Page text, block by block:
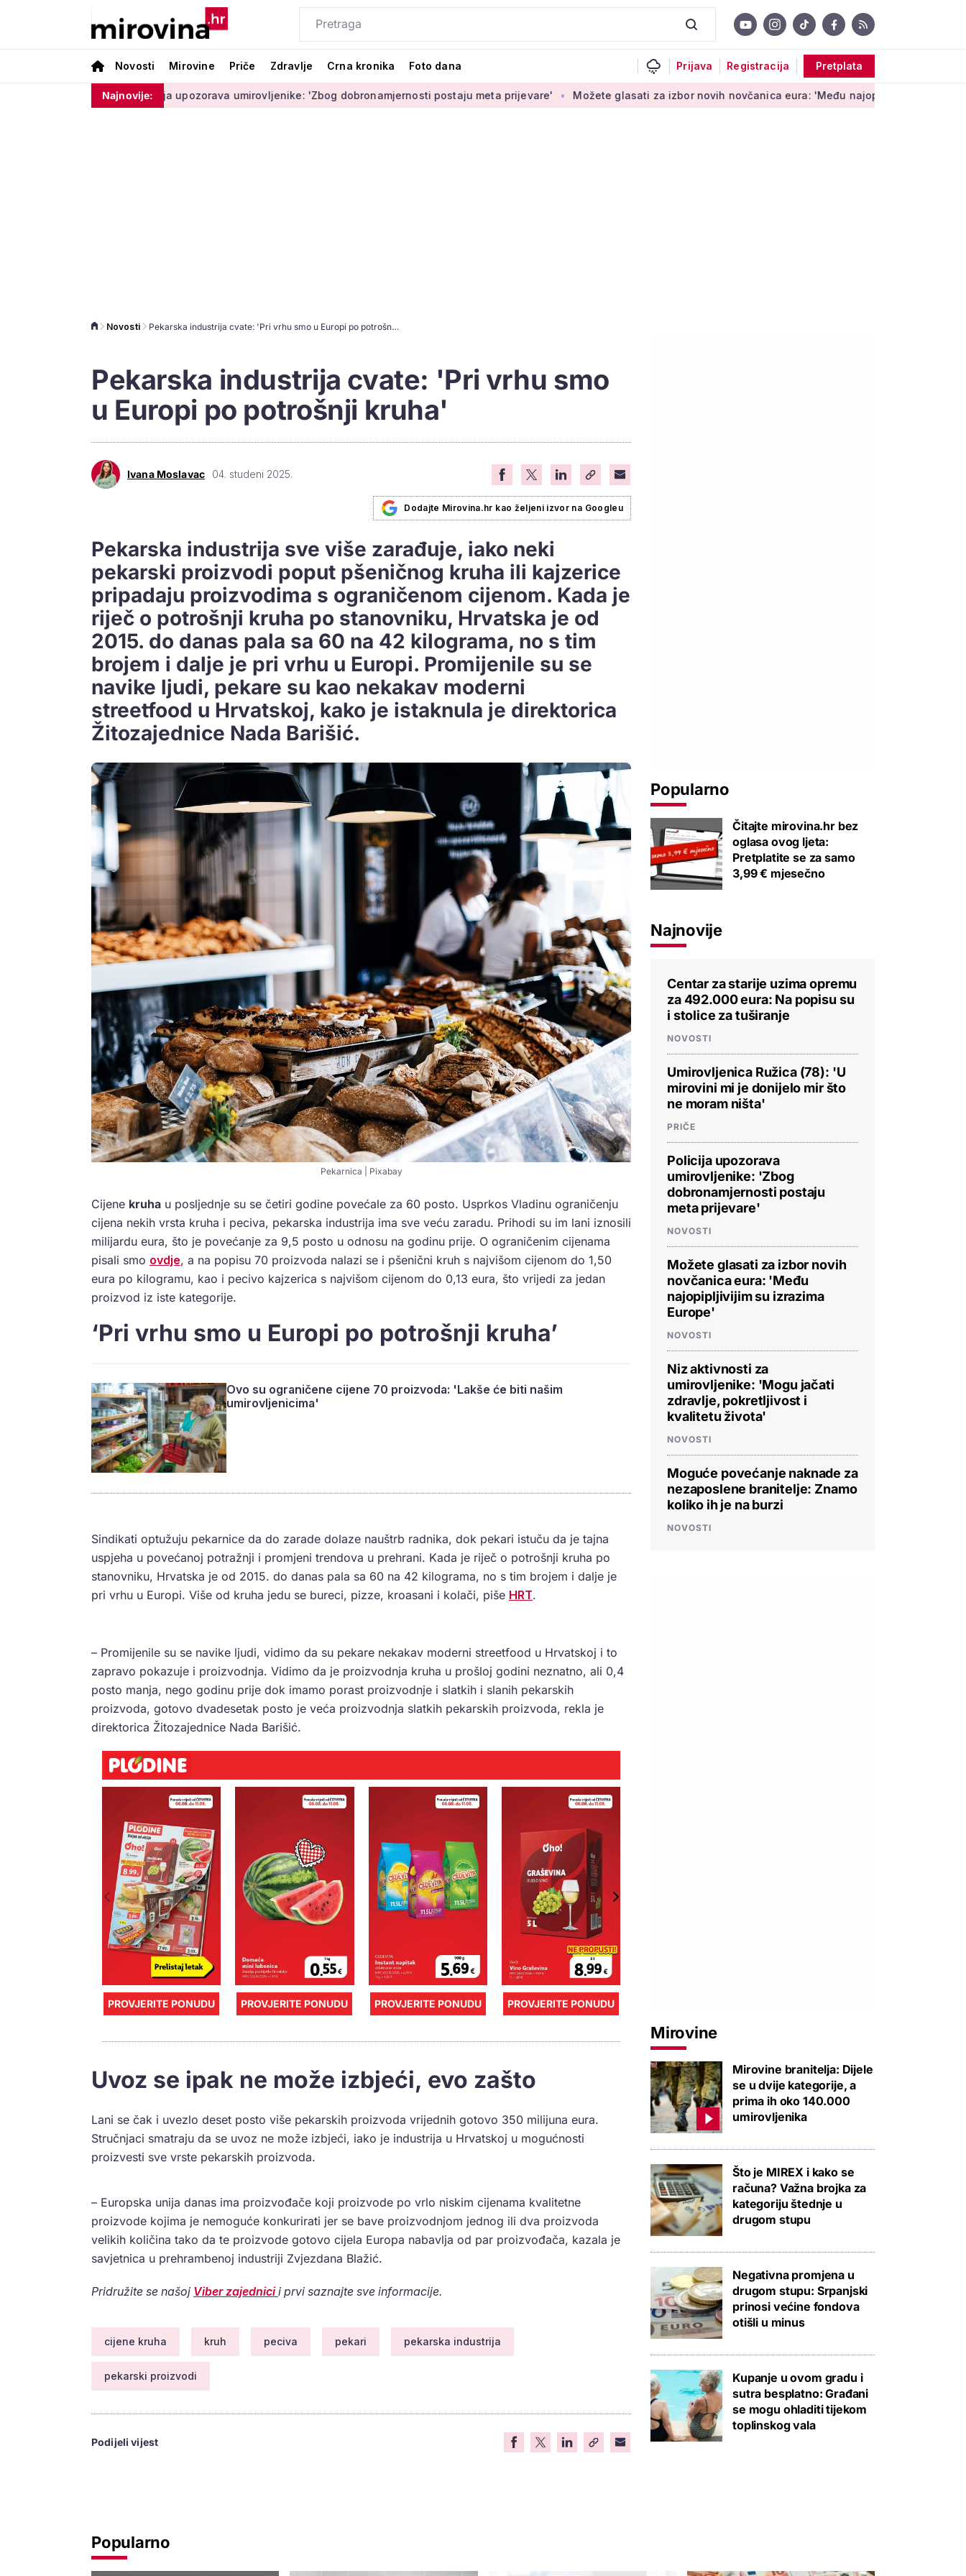
Novosti Mirovine Priče Zdravlje Crna kronika Foto dana Prijava Registracija Pretplata
Najnovije:
Policija upozorava umirovljenike: 'Zbog dobronamjernosti postaju meta prijevare' Možete glasati za izbor novih novčanica eura: 'Među najopipljivijim su izrazima Europe'
Novosti Pekarska industrija cvate: 'Pri vrhu smo u Europi po potrošnji kruha'
Pekarska industrija cvate: 'Pri vrhu smo
u Europi po potrošnji kruha'
Ivana Moslavac 04. studeni 2025.
Dodajte Mirovina.hr kao željeni izvor na Googleu
Pekarska industrija sve više zarađuje, iako neki
pekarski proizvodi poput pšeničnog kruha ili kajzerice
pripadaju proizvodima s ograničenom cijenom. Kada je
riječ o potrošnji kruha po stanovniku, Hrvatska je od
2015. do danas pala sa 60 na 42 kilograma, no s tim
brojem i dalje je pri vrhu u Europi. Promijenile su se
navike ljudi, pekare su kao nekakav moderni
streetfood u Hrvatskoj, kako je istaknula je direktorica
Žitozajednice Nada Barišić.
Pekarnica | Pixabay
Cijene kruha u posljednje su se četiri godine povećale za 60 posto. Usprkos Vladinu ograničenju
cijena nekih vrsta kruha i peciva, pekarska industrija ima sve veću zaradu. Prihodi su im lani iznosili
milijardu eura, što je povećanje za 9,5 posto u odnosu na godinu prije. O ograničenim cijenama
pisali smo ovdje, a na popisu 70 proizvoda nalazi se i pšenični kruh s najvišom cijenom do 1,50
eura po kilogramu, kao i pecivo kajzerica s najvišom cijenom do 0,13 eura, što vrijedi za jedan
proizvod iz iste kategorije.
‘Pri vrhu smo u Europi po potrošnji kruha’
Ovo su ograničene cijene 70 proizvoda: 'Lakše će biti našim
umirovljenicima'
Sindikati optužuju pekarnice da do zarade dolaze nauštrb radnika, dok pekari istuču da je tajna
uspjeha u povećanoj potražnji i promjeni trendova u prehrani. Kada je riječ o potrošnji kruha po
stanovniku, Hrvatska je od 2015. do danas pala sa 60 na 42 kilograma, no s tim brojem i dalje je
pri vrhu u Europi. Više od kruha jedu se bureci, pizze, kroasani i kolači, piše HRT.
– Promijenile su se navike ljudi, vidimo da su pekare nekakav moderni streetfood u Hrvatskoj i to
zapravo pokazuje i proizvodnja. Vidimo da je proizvodnja kruha u prošloj godini neznatno, ali 0,4
posto manja, nego godinu prije dok imamo porast proizvodnje i slatkih i slanih pekarskih
proizvoda, gotovo dvadesetak posto je veća proizvodnja slatkih pekarskih proizvoda, rekla je
direktorica Žitozajednice Nada Barišić.
PROVJERITE PONUDU PROVJERITE PONUDU PROVJERITE PONUDU PROVJERITE PONUDU
Uvoz se ipak ne može izbjeći, evo zašto
Lani se čak i uvezlo deset posto više pekarskih proizvoda vrijednih gotovo 350 milijuna eura.
Stručnjaci smatraju da se uvoz ne može izbjeći, iako je industrija u Hrvatskoj u mogućnosti
proizvesti sve vrste pekarskih proizvoda.
– Europska unija danas ima proizvođače koji proizvode po vrlo niskim cijenama kvalitetne
proizvode kojima je nemoguće konkurirati jer se bave proizvodnjom jednog ili dva proizvoda
velikih količina tako da te proizvode gotovo cijela Europa nabavlja od par proizvođača, kazala je
savjetnica u prehrambenoj industriji Zvjezdana Blažić.
Pridružite se našoj Viber zajednicii prvi saznajte sve informacije.
cijene kruha kruh peciva pekari pekarska industrija
pekarski proizvodi
Podijeli vijest
Popularno
Čitajte mirovina.hr bez
oglasa ovog ljeta:
Pretplatite se za samo
3,99 € mjesečno
Najnovije
Centar za starije uzima opremu
za 492.000 eura: Na popisu su
i stolice za tuširanje
NOVOSTI
Umirovljenica Ružica (78): 'U
mirovini mi je donijelo mir što
ne moram ništa'
PRIČE
Policija upozorava
umirovljenike: 'Zbog
dobronamjernosti postaju
meta prijevare'
NOVOSTI
Možete glasati za izbor novih
novčanica eura: 'Među
najopipljivijim su izrazima
Europe'
NOVOSTI
Niz aktivnosti za
umirovljenike: 'Mogu jačati
zdravlje, pokretljivost i
kvalitetu života'
NOVOSTI
Moguće povećanje naknade za
nezaposlene branitelje: Znamo
koliko ih je na burzi
NOVOSTI
Mirovine
Mirovine branitelja: Dijele
se u dvije kategorije, a
prima ih oko 140.000
umirovljenika
Što je MIREX i kako se
računa? Važna brojka za
kategoriju štednje u
drugom stupu
Negativna promjena u
drugom stupu: Srpanjski
prinosi većine fondova
otišli u minus
Kupanje u ovom gradu i
sutra besplatno: Građani
se mogu ohladiti tijekom
toplinskog vala
Popularno